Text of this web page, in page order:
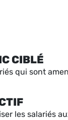
CIBLÉ
qui sont
les salariés